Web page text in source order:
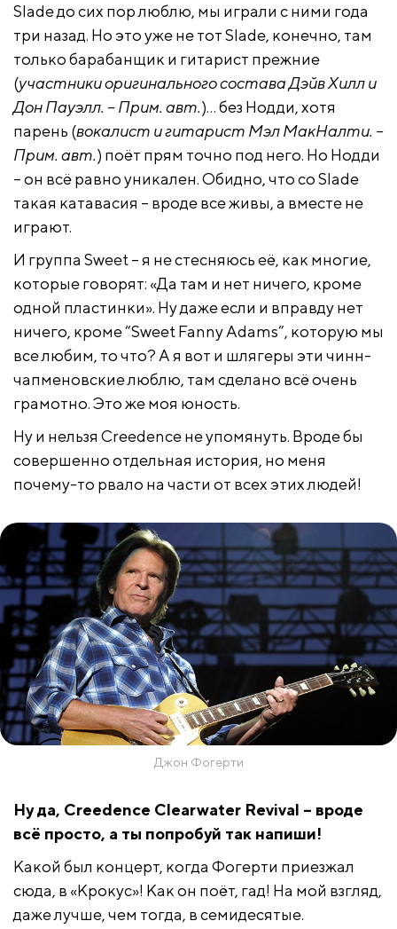
Slade до сих пор люблю, мы играли с ними года
три назад. Но это уже не тот Slade, конечно, там
только барабанщик и гитарист прежние
(участники оригинального составаДэйв Хилл и
Дон Пауэлл. – Прим. авт.)… без Нодди, хотя
парень (вокалист и гитарист Мэл МакНалти. –
Прим. авт.) поёт прям точно под него. Но Нодди
– он всё равно уникален. Обидно, что со Slade
такая катавасия – вроде все живы, а вместе не
играют.
И группа Sweet – я не стесняюсь её, как многие,
которые говорят: «Да там и нет ничего, кроме
одной пластинки». Ну даже если и вправду нет
ничего, кроме “Sweet Fanny Adams”, которую мы
все любим, то что? А я вот и шлягеры эти чинн-
чапменовские люблю, там сделано всё очень
грамотно. Это же моя юность.
Ну и нельзя Creedence не упомянуть. Вроде бы
совершенно отдельная история, но меня
почему-то рвало на части от всех этих людей!
Джон Фогерти
Ну да, Creedence Clearwater Revival – вроде
всё просто, а ты попробуй так напиши!
Какой был концерт, когда Фогерти приезжал
сюда, в «Крокус»! Как он поёт, гад! На мой взгляд,
даже лучше, чем тогда, в семидесятые.